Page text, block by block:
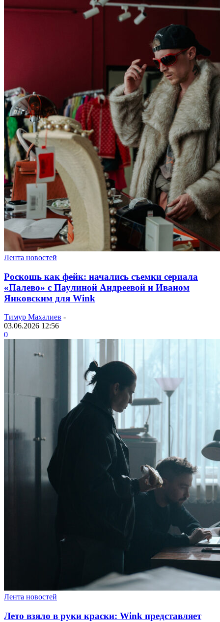
Лента новостей
Роскошь как фейк: начались съемки сериала
«Палево» с Паулиной Андреевой и Иваном
Янковским для Wink
Тимур Махалиев -
03.06.2026 12:56
0
Лента новостей
Лето взяло в руки краски: Wink представляет